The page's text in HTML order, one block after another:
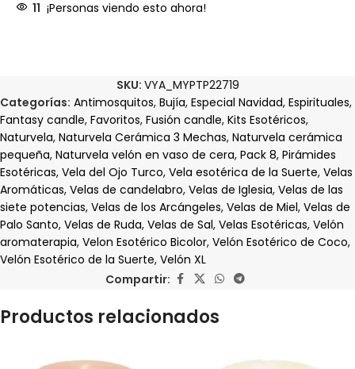
11 ¡Personas viendo esto ahora!
SKU: VYA_MYPTP22719
Categorías: Antimosquitos, Bujía, Especial Navidad, Espirituales,
Fantasy candle, Favoritos, Fusión candle, Kits Esotéricos,
Naturvela, Naturvela Cerámica 3 Mechas, Naturvela cerámica
pequeña, Naturvela velón en vaso de cera, Pack 8, Pirámides
Esotéricas, Vela del Ojo Turco, Vela esotérica de la Suerte, Velas
Aromáticas, Velas de candelabro, Velas de Iglesia, Velas de las
siete potencias, Velas de los Arcángeles, Velas de Miel, Velas de
Palo Santo, Velas de Ruda, Velas de Sal, Velas Esotéricas, Velón
aromaterapia, Velon Esotérico Bicolor, Velón Esotérico de Coco,
Velón Esotérico de la Suerte, Velón XL
Compartir:
Productos relacionados